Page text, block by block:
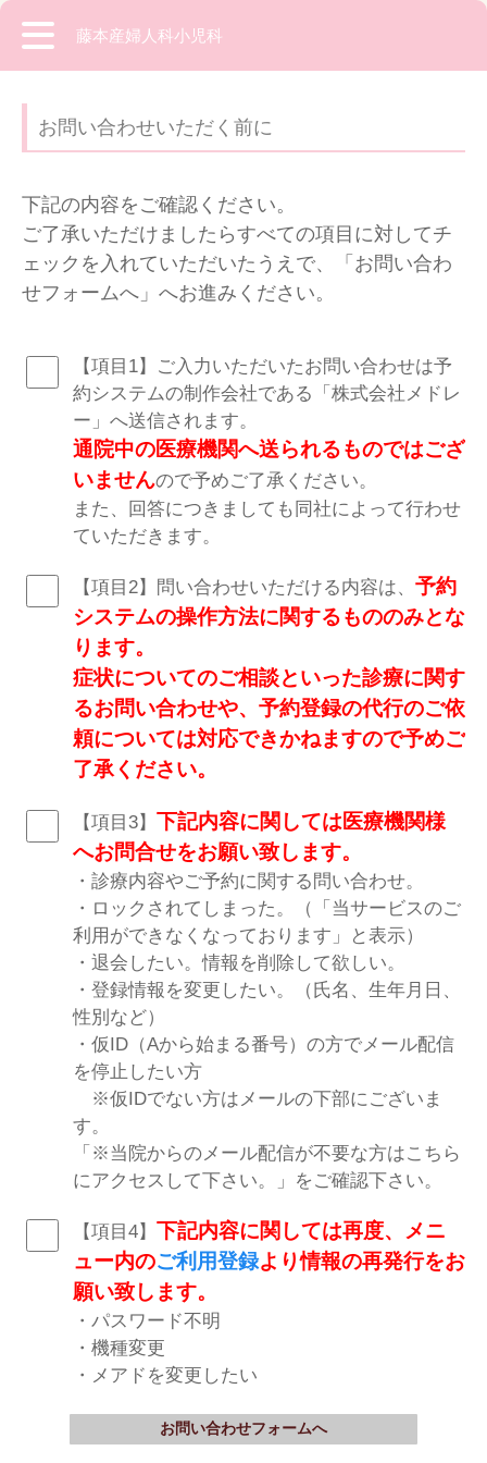
藤本産婦人科小児科
お問い合わせいただく前に
下記の内容をご確認ください。
ご了承いただけましたらすべての項目に対してチ
ェックを入れていただいたうえで、「お問い合わ
せフォームへ」へお進みください。
【項目1】ご入力いただいたお問い合わせは予
約システムの制作会社である「株式会社メドレ
ー」へ送信されます。
通院中の医療機関へ送られるものではござ
いませんので予めご了承ください。
また、回答につきましても同社によって行わせ
ていただきます。
【項目2】問い合わせいただける内容は、 予約
システムの操作方法に関するもののみとな
ります。
症状についてのご相談といった診療に関す
るお問い合わせや、予約登録の代行のご依
頼については対応できかねますので予めご
了承ください。
【項目3】 下記内容に関しては医療機関様
へお問合せをお願い致します。
・診療内容やご予約に関する問い合わせ。
・ロックされてしまった。（「当サービスのご
利用ができなくなっております」と表示）
・退会したい。情報を削除して欲しい。
・登録情報を変更したい。（氏名、生年月日、
性別など）
・仮ID（Aから始まる番号）の方でメール配信
を停止したい方
※仮IDでない方はメールの下部にございま
す。
「※当院からのメール配信が不要な方はこちら
にアクセスして下さい。」をご確認下さい。
【項目4】 下記内容に関しては再度、メニ
ュー内のご利用登録より情報の再発行をお
願い致します。
・パスワード不明
・機種変更
・メアドを変更したい